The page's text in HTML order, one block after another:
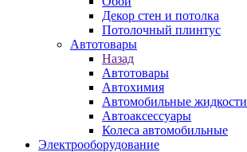
Декор стен и потолка
Потолочный плинтус
Автотовары
Назад
Автотовары
Автохимия
Автомобильные жидкости
Автоаксессуары
Колеса автомобильные
Электрооборудование